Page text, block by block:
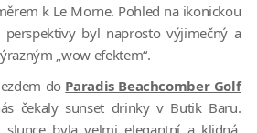
k Le Morne. Pohled na ikonickou
byl naprosto výjimečný a
„wow efektem“.
do Paradis Beachcomber Golf
čekaly sunset drinky v Butik Baru.